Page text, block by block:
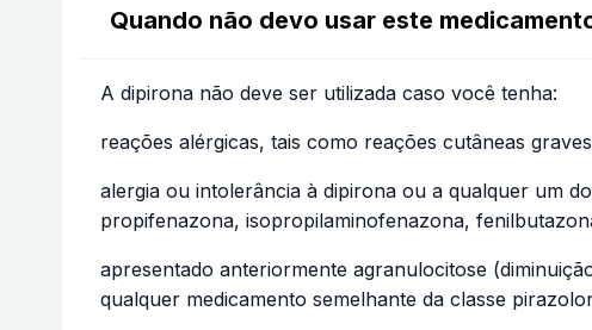
Quando não devo usar este
A dipirona não deve ser utilizada caso você tenha:
reações alérgicas, tais como reações cutâneas
alergia ou intolerância à dipirona ou a qualquer um
propifenazona, isopropilaminofenazona,
apresentado anteriormente agranulocitose
qualquer medicamento semelhante da classe